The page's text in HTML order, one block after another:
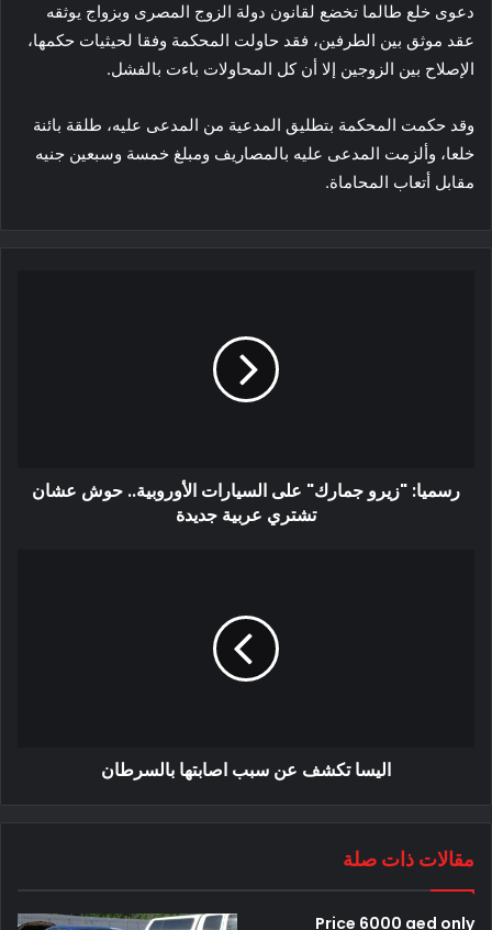
دعوى خلع طالما تخضع لقانون دولة الزوج المصرى وبزواج يوثقه
عقد موثق بين الطرفين، فقد حاولت المحكمة وفقا لحيثيات حكمها،
الإصلاح بين الزوجين إلا أن كل المحاولات باءت بالفشل.
وقد حكمت المحكمة بتطليق المدعية من المدعى عليه، طلقة بائنة
خلعا، وألزمت المدعى عليه بالمصاريف ومبلغ خمسة وسبعين جنيه
مقابل أتعاب المحاماة.
رسميا: "زيرو جمارك" على السيارات الأوروبية.. حوش عشان
تشتري عربية جديدة
اليسا تكشف عن سبب اصابتها بالسرطان
مقالات ذات صلة
Price 6000 aed only